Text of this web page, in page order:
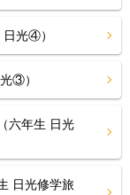
光④）
③）
六年生 日光
日光修学旅